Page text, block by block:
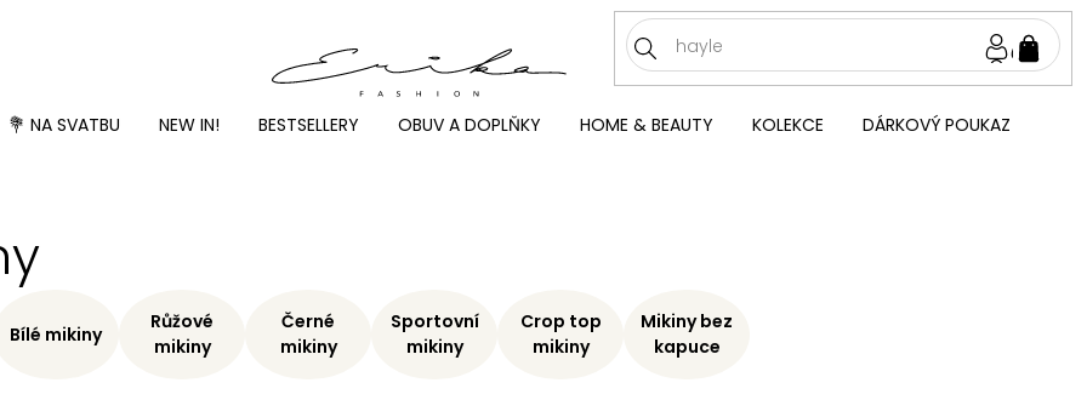
💐 NA SVATBU NEW IN! BESTSELLERY OBUV A DOPLŇKY HOME & BEAUTY KOLEKCE DÁRKOVÝ POUKAZ
Bílé mikiny
Růžové
mikiny
Černé
mikiny
Sportovní
mikiny
Crop top
mikiny
Mikiny bez
kapuce